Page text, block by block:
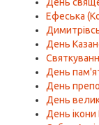
Ефеська
День
День
День
День
День ікони